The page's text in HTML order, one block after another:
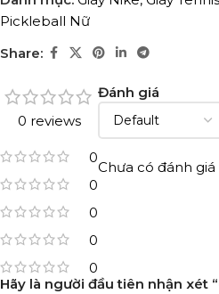
Pickleball Nữ
Share:
0 reviews
0
0
0
0
0
Đánh giá
Chưa có đánh giá
Hãy là người đầu tiên nhận xét